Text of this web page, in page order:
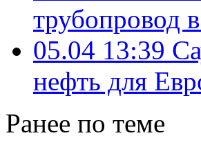
трубопровод
05.04 13:39
нефть для
Ранее по теме